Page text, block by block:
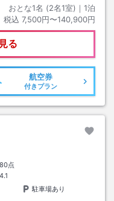
おとな1名 (2名1室)｜ 1泊
税込 7,500円〜140,900円
る
航空券
付きプラン
80点
4.1
駐車場あり